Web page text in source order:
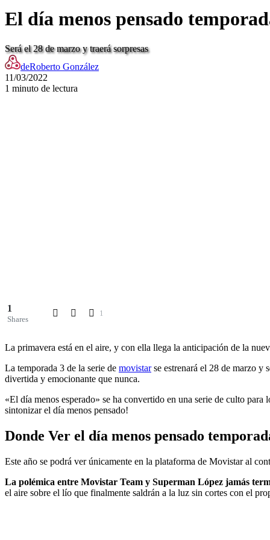
El día menos pensado
Será el 28 de marzo y traerá sorpresas
deRoberto González
11/03/2022
1 minuto de lectura
1
Shares
1
La primavera está en el aire, y con ella llega la anticipación de la
La temporada 3 de la serie de movistarse estrenará el 28 de marzo y
divertida y emocionante que nunca.
«El día menos esperado» se ha convertido en una serie de culto
sintonizar el día menos pensado!
Donde Ver el día menos pensado
Este año se podrá ver únicamente en la plataforma de Movistar al
La polémica entre Movistar Team y Superman López jamás
el aire sobre el lío que finalmente saldrán a la luz sin cortes con el